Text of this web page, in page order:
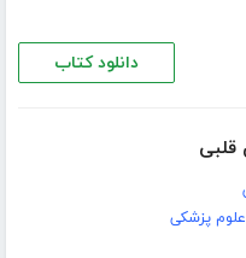
دانلود کتاب
قلبی
پزشکی